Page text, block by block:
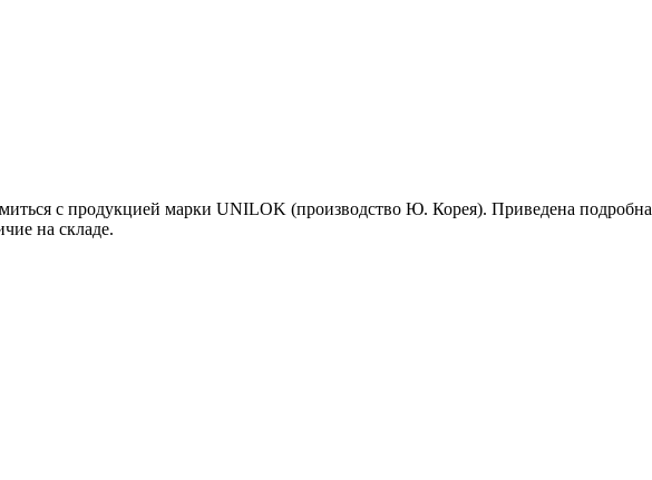
с продукцией марки UNILOK (производство Ю. Корея). Приведена
на складе.